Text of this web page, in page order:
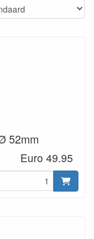
52mm
Euro 49.95